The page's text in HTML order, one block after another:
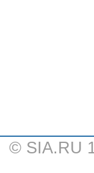
© SIA.RU